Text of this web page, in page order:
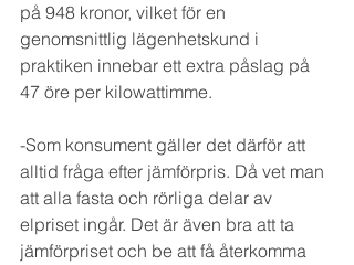
på 948 kronor, vilket för en
genomsnittlig lägenhetskund i
praktiken innebar ett extra påslag på
47 öre per kilowattimme.
-Som konsument gäller det därför att
alltid fråga efter jämförpris. Då vet man
att alla fasta och rörliga delar av
elpriset ingår. Det är även bra att ta
jämförpriset och be att få återkomma